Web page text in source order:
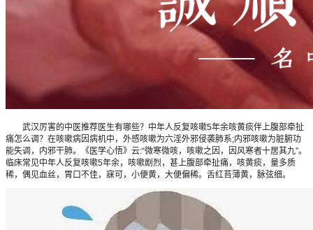
武汉厉害的中医推荐医生有哪些？中年人反复咳嗽5年余咳黄痰伴上腹部牵扯
痛怎么调？在咳嗽病因病机中，外感咳嗽为六淫外邪侵袭肺系;内邪咳嗽为脏腑功
能失调，内邪干肺。《医学心悟》云:“微寒微咳，咳嗽之因，因风寒者十居其九”。
临床常见中年人反复咳嗽5年余，咳嗽剧烈，甚上腹部牵扯痛，咳黄痰，量多质
稀，偶见血丝，胃口不佳，寐可，小便黄，大便偏稀。舌红苔薄黄，脉弦细。